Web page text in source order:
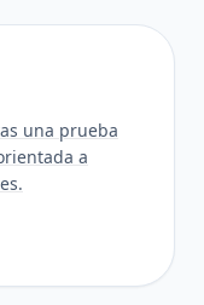
una prueba
a